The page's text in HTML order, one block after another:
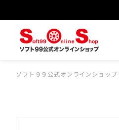
ソフト９９公式オンラインショップ